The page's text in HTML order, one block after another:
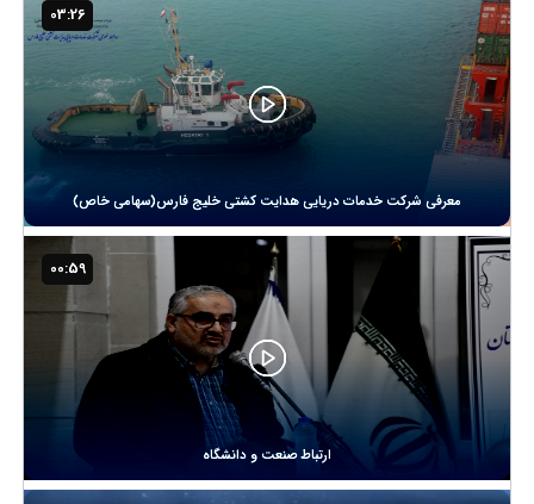
معرفی شرکت خدمات دریایی هدایت کشتی خلیج فارس(سهامی خاص)
03:26
ارتباط صنعت و دانشگاه
00:59